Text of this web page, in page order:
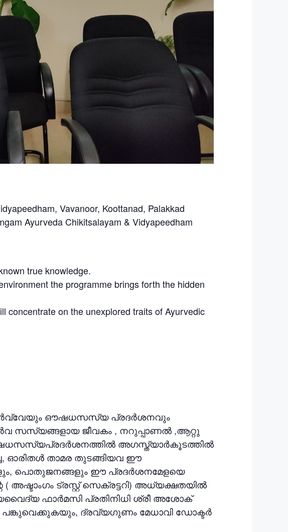
Vavanoor, Koottanad, Palakkad
Ayurveda Chikitsalayam & Vidyapeedham
true knowledge.
the programme brings forth the hidden
concentrate on the unexplored traits of Ayurvedic
ഔഷധസസ്യ പ്രദർശനവും
സസ്യങ്ങളായ ജീവകം , നറുപ്പാണൽ ,ആറ്റു
അഗസ്ത്യാർകൂടത്തിൽ
ഓരിതൾ താമര തുടങ്ങിയവ ഈ
പൊതുജനങ്ങളും ഈ പ്രദർശനമേളയെ
അഷ്ടാംഗം ട്രസ്റ്റ് സെക്രട്ടറി) അധ്യക്ഷതയിൽ
ഫാർമസി പ്രതിനിധി ശ്രീ അശോക്
ദ്രവ്യഗുണം മേധാവി ഡോക്ടർ